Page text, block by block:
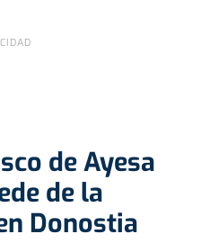
de Ayesa
de la
Donostia